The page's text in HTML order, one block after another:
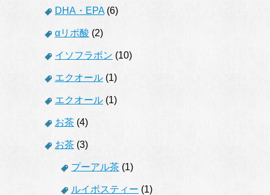
DHA・EPA(6)
αリポ酸 (2)
イソフラボン (10)
エクオール (1)
エクオール (1)
お茶 (4)
お茶 (3)
プーアル茶 (1)
ルイボスティー (1)